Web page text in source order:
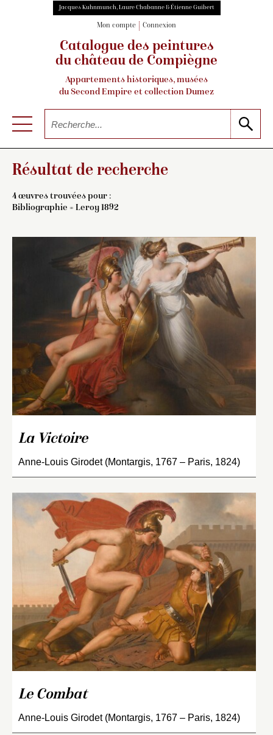
Jacques Kuhnmunch, Laure Chabanne & Étienne Guibert
Mon compte Connexion
Catalogue des peintures
du château de Compiègne
Appartements historiques, musées
du Second Empire et collection Dumez
Résultat de recherche
4 œuvres trouvées pour :
Bibliographie = Leroy 1892
La Victoire
Anne-Louis Girodet (Montargis, 1767 – Paris, 1824)
Le Combat
Anne-Louis Girodet (Montargis, 1767 – Paris, 1824)